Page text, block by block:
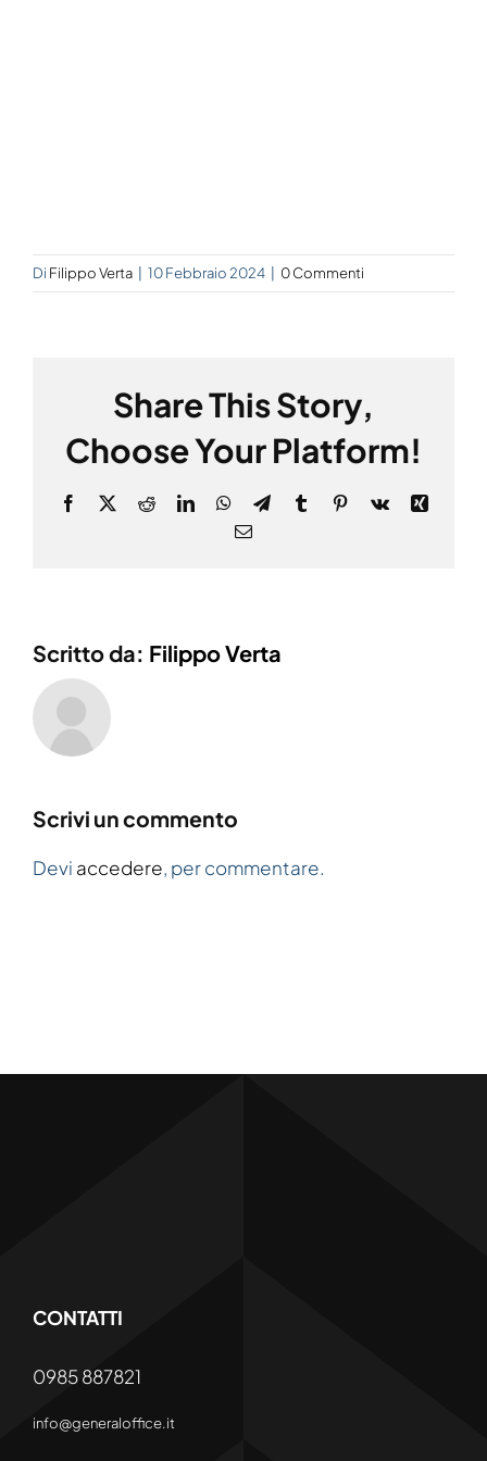
Di Filippo Verta 10 Febbraio 2024 0 Commenti
Share This Story,
Choose Your Platform!
Facebook
X RedditLinkedInWhatsApp
TelegramTumblrPinterest
Vk
Xing
Email
Scritto da: Filippo Verta
Scrivi un commento
Devi accedere, per commentare.
CONTATTI
0985 887821
info@generaloffice.it